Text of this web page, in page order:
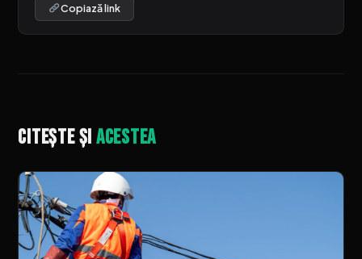
Copiază link
Citește șiacestea